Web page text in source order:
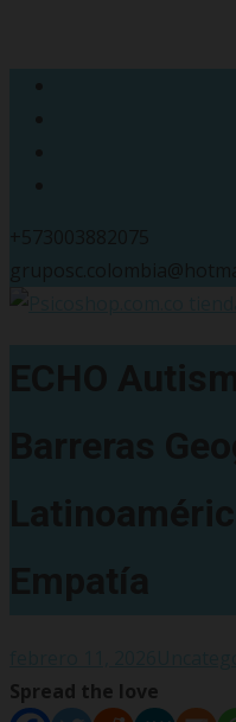
Spread the love